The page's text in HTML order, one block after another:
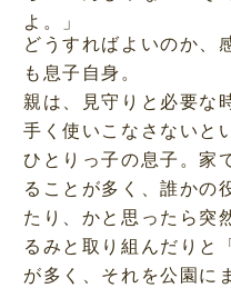
よ。」
どうすればよいのか、
も息子自身。
親は、見守りと必要な
手く使いこなさないと
ひとりっ子の息子。家
ることが多く、誰かの
たり、かと思ったら突
るみと取り組んだりと
が多く、それを公園に